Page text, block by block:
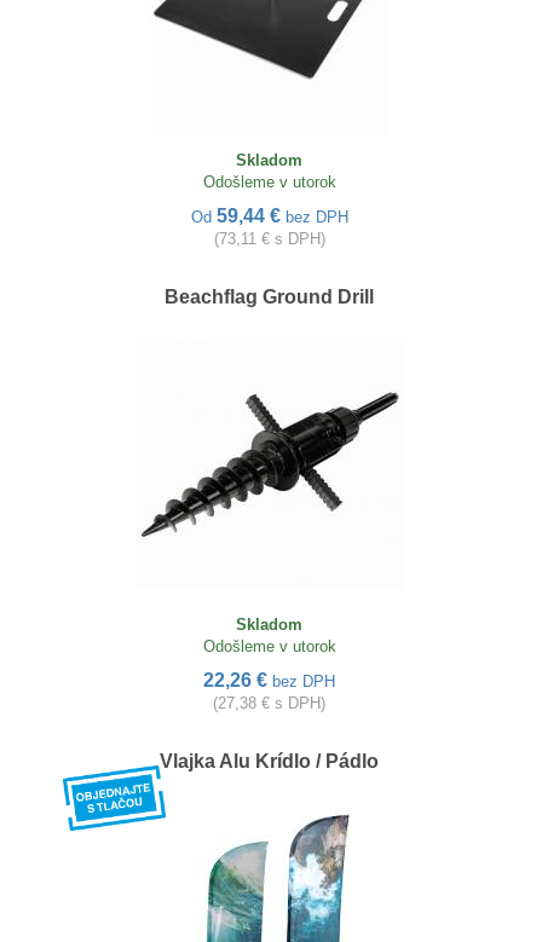
Skladom
Odošleme v utorok
Od 59,44 € bez DPH
(73,11 € s DPH)
Beachflag Ground Drill
Skladom
Odošleme v utorok
22,26 € bez DPH
(27,38 € s DPH)
Vlajka Alu Krídlo / Pádlo